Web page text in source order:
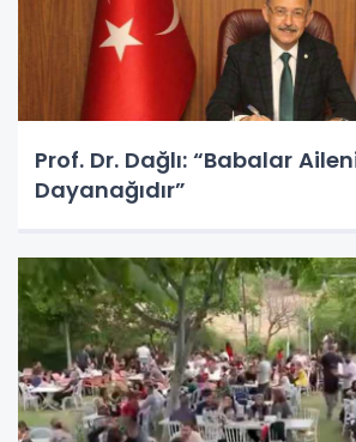
Prof. Dr. Dağlı: “Babalar
Dayanağıdır”